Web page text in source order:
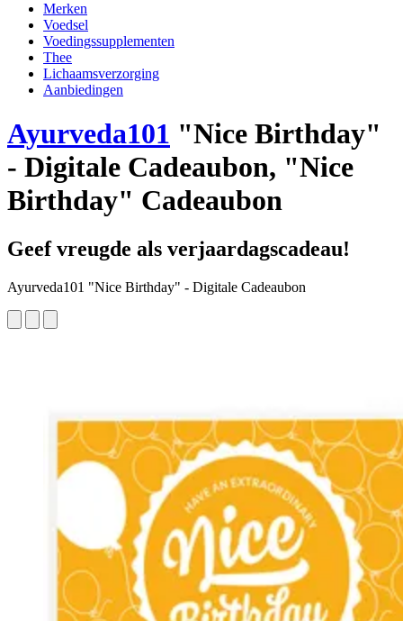
Merken
Voedsel
Voedingssupplementen
Thee
Lichaamsverzorging
Aanbiedingen
Ayurveda101 "Nice Birthday"
- Digitale Cadeaubon, "Nice
Birthday" Cadeaubon
Geef vreugde als verjaardagscadeau!
Ayurveda101 "Nice Birthday" - Digitale Cadeaubon